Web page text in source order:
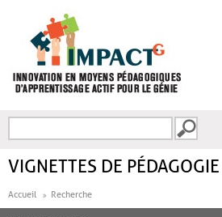
FORMULAIRE DE
VIGNETTES DE
Accueil Recherche